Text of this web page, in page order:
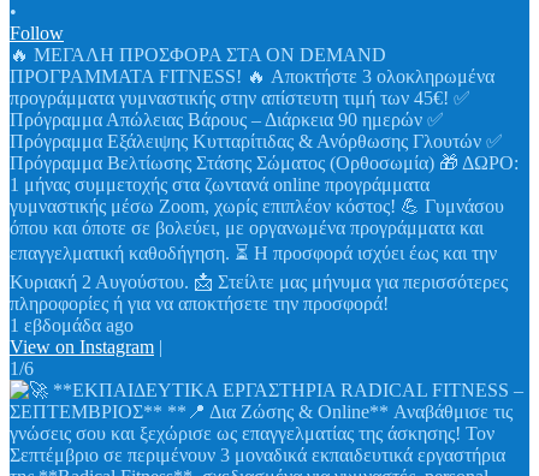
•
Follow
🔥 ΜΕΓΑΛΗ ΠΡΟΣΦΟΡΑ ΣΤΑ ON DEMAND
ΠΡΟΓΡΑΜΜΑΤΑ FITNESS! 🔥 Αποκτήστε 3 ολοκληρωμένα
προγράμματα γυμναστικής στην απίστευτη τιμή των 45€! ✅
Πρόγραμμα Απώλειας Βάρους – Διάρκεια 90 ημερών ✅
Πρόγραμμα Εξάλειψης Κυτταρίτιδας & Ανόρθωσης Γλουτών ✅
Πρόγραμμα Βελτίωσης Στάσης Σώματος (Ορθοσωμία) 🎁 ΔΩΡΟ:
1 μήνας συμμετοχής στα ζωντανά online προγράμματα
γυμναστικής μέσω Zoom, χωρίς επιπλέον κόστος! 💪 Γυμνάσου
όπου και όποτε σε βολεύει, με οργανωμένα προγράμματα και
επαγγελματική καθοδήγηση. ⏳ Η προσφορά ισχύει έως και την
Κυριακή 2 Αυγούστου. 📩 Στείλτε μας μήνυμα για περισσότερες
πληροφορίες ή για να αποκτήσετε την προσφορά!
1 εβδομάδα ago
View on Instagram |
1/6